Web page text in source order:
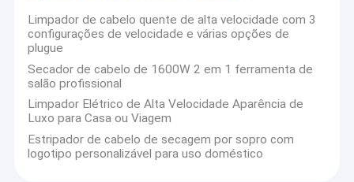
Limpador de cabelo quente de alta velocidade com 3
configurações de velocidade e várias opções de
plugue
Secador de cabelo de 1600W 2 em 1 ferramenta de
salão profissional
Limpador Elétrico de Alta Velocidade Aparência de
Luxo para Casa ou Viagem
Estripador de cabelo de secagem por sopro com
logotipo personalizável para uso doméstico